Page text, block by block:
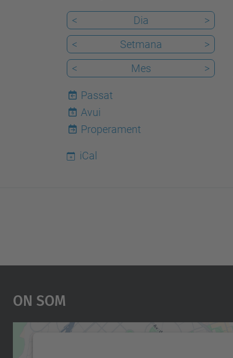
< Dia
>
<
Setmana
>
<
Mes >
Passat
6
Avui
Properament
iCal
On Som